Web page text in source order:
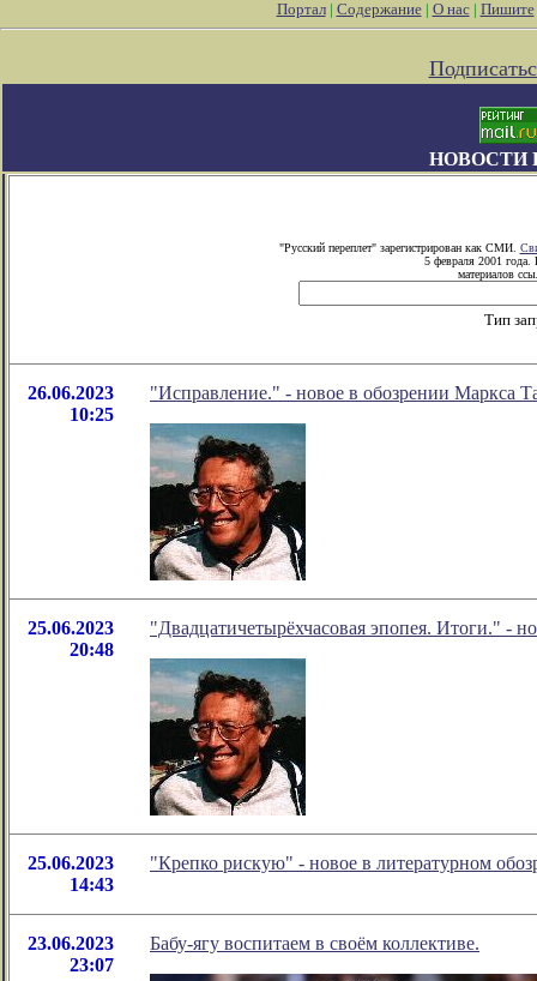
Портал| Содержание| О нас| Пишите
НОВОСТИ
"Русский переплет" зарегистрирован как СМИ.
5 февраля 2001 года.
материалов
Тип
26.06.2023
10:25
"Исправление." - новое в обозрении Маркса
25.06.2023
20:48
"Двадцатичетырёхчасовая эпопея. Итоги." -
25.06.2023
14:43
"Крепко рискую" - новое в литературном
23.06.2023
23:07
Бабу-ягу воспитаем в своём коллективе.